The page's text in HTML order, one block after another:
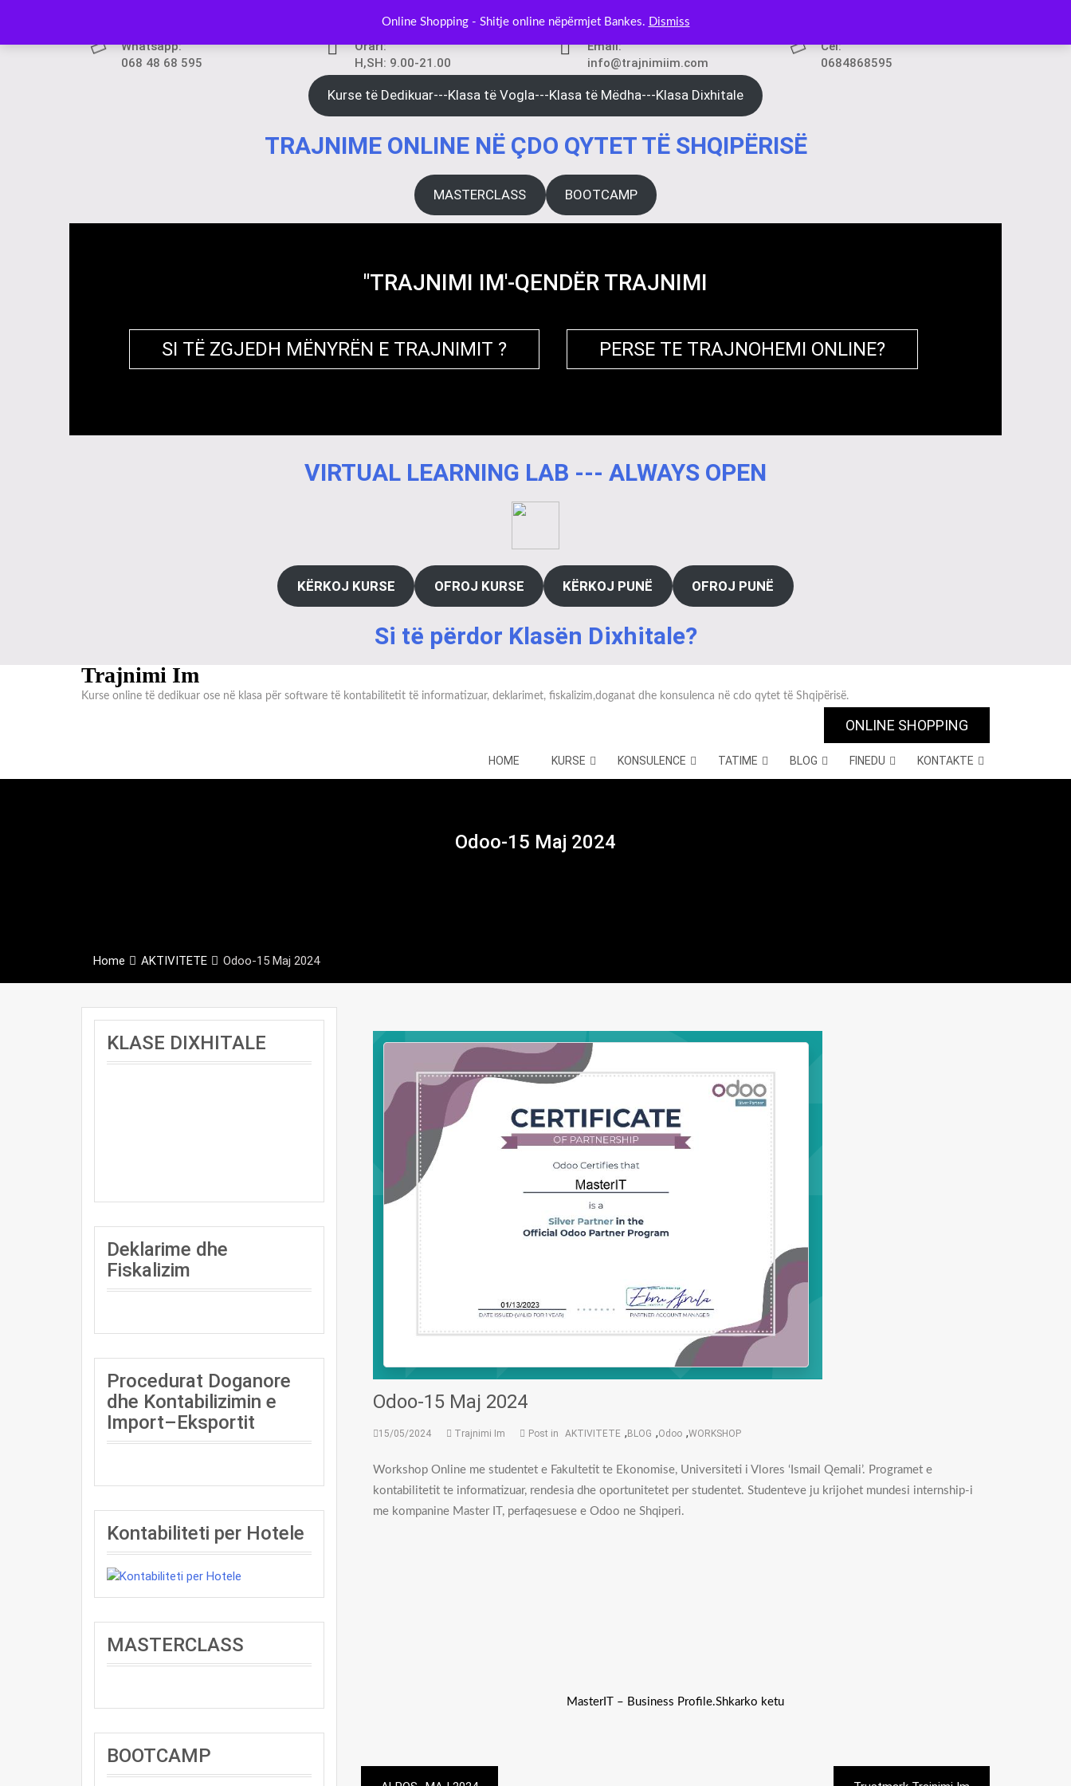
content
Whatsapp:
068 48 68 595
Orari:
H,SH: 9.00-21.00
Email:
info@trajnimiim.com
Cel:
0684868595
Kurse të Dedikuar---Klasa të Vogla---Klasa të Mëdha---Klasa Dixhitale
TRAJNIME ONLINE NË ÇDO QYTET TË SHQIPËRISË
MASTERCLASS BOOTCAMP
"TRAJNIMI IM'-QENDËR TRAJNIMI
SI TË ZGJEDH MËNYRËN E TRAJNIMIT ? PERSE TE TRAJNOHEMI ONLINE?
VIRTUAL LEARNING LAB --- ALWAYS OPEN
KËRKOJ KURSE OFROJ KURSE KËRKOJ PUNË OFROJ PUNË
Si të përdor Klasën Dixhitale?
Trajnimi Im
Kurse online të dedikuar ose në klasa për software të kontabilitetit të informatizuar, deklarimet, fiskalizim,doganat dhe konsulenca në cdo qytet të Shqipërisë.
ONLINE SHOPPING
HOME KURSE KONSULENCE TATIME BLOG FINEDU KONTAKTE
Odoo-15 Maj 2024
Home AKTIVITETE Odoo-15 Maj 2024
Odoo-15 Maj 2024
15/05/2024 Trajnimi Im Post in AKTIVITETE , BLOG ,Odoo ,WORKSHOP
Workshop Online me studentet e Fakultetit te Ekonomise, Universiteti i Vlores ‘Ismail Qemali’. Programet e
kontabilitetit te informatizuar, rendesia dhe oportunitetet per studentet. Studenteve ju krijohet mundesi internship-i
me kompanine Master IT, perfaqesuese e Odoo ne Shqiperi.
MasterIT – Business Profile.Shkarko ketu
Post
KLASE DIXHITALE
Deklarime dhe
Fiskalizim
Procedurat Doganore
dhe Kontabilizimin e
Import–Eksportit
Kontabiliteti per Hotele
MASTERCLASS
BOOTCAMP
Online Shopping - Shitje online nëpërmjet Bankes. Dismiss